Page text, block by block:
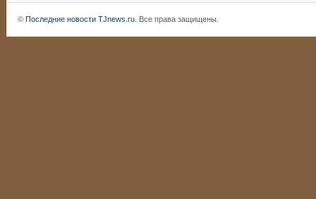
© Последние новости TJnews.ru. Все права защищены.